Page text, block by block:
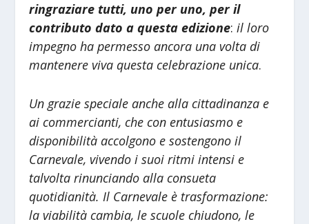
ringraziare tutti, uno per uno, per il
contributo dato a questa edizione: il loro
impegno ha permesso ancora una volta di
mantenere viva questa celebrazione unica.
Un grazie speciale anche alla cittadinanza e
ai commercianti, che con entusiasmo e
disponibilità accolgono e sostengono il
Carnevale, vivendo i suoi ritmi intensi e
talvolta rinunciando alla consueta
quotidianità. Il Carnevale è trasformazione:
la viabilità cambia, le scuole chiudono, le